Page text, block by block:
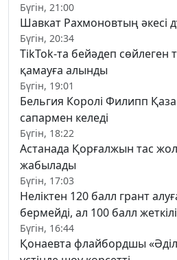
Бүгін, 21:00
Шавкат Рахмоновтың әкесі
Бүгін, 20:34
TikTok-та бейәдеп сөйлеген
қамауға алынды
Бүгін, 19:01
Бельгия Королі Филипп
сапармен келеді
Бүгін, 18:22
Астанада Қорғалжын тас
жабылады
Бүгін, 17:03
Неліктен 120 балл грант
бермейді, ал 100 балл
Бүгін, 16:44
Қонаевта флайбордшы